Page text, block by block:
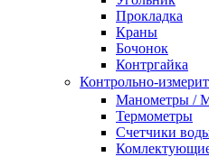
Прокладка
Краны
Бочонок
Контргайка
Контрольно-
Манометры /
Термометры
Счетчики